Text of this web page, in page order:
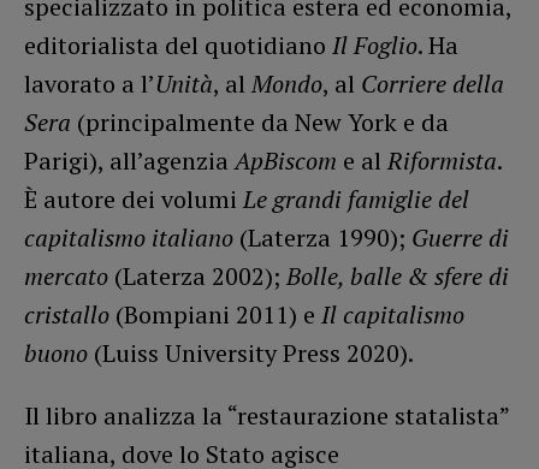
editorialista del quotidiano Il Foglio. Ha
lavorato a l’Unità, alMondo, al Corriere della
Sera (principalmente da New York e da
Parigi), all’agenziaApBiscom e alRiformista.
È autore dei volumiLe grandi famiglie del
capitalismo italiano (Laterza 1990); Guerre di
mercato (Laterza 2002);Bolle, balle & sfere di
cristallo (Bompiani 2011) e Il capitalismo
buono (Luiss University Press 2020).
Il libro analizza la “restaurazione statalista”
italiana, dove lo Stato agisce